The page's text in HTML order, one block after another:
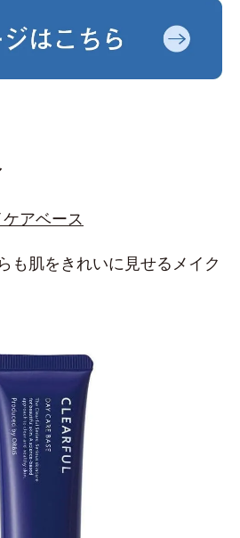
アベース
も肌をきれいに見せるメイク